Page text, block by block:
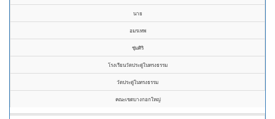
นาย
อมรเทพ
ชุ่มศิริ
โรงเรียนวัดประดู่ในทรงธรรม
วัดประดู่ในทรงธรรม
คณะเขตบางกอกใหญ่